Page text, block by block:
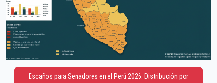
Escaños para Senadores en el Perú 2026: Distribución por